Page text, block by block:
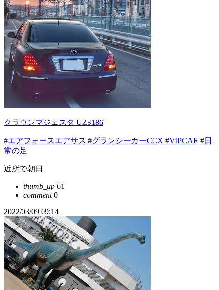
クラウンマジェスタ UZS186
#エアフォースエアサス #グランシーカーCCX #VIPCAR #日
常の足
近所で朝日
thumb_up 61
comment0
2022/03/09 09:14